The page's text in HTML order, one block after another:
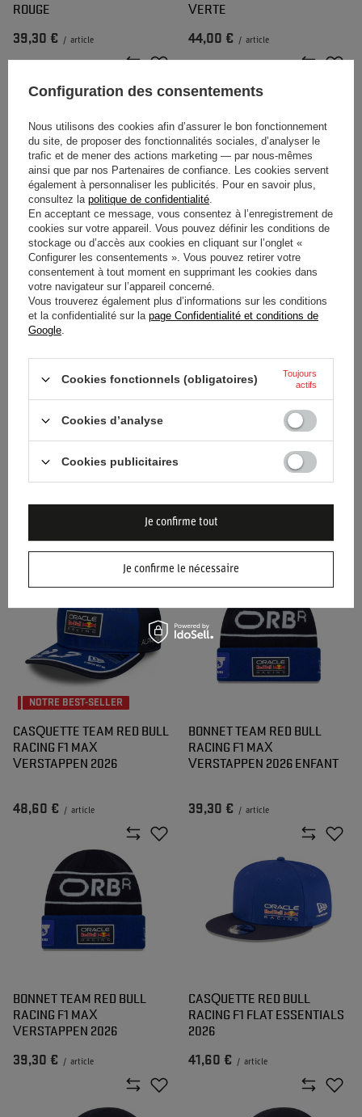
ROUGE
39,30 € / article
VERTE
44,00 € / article
BOB RED BULL RACING F1
SEASONAL 2026 ROSE
46,30 € / article
CASQUETTE RED BULL
RACING F1 FRONT PRINT 2026
44,00 €
CASQUETTE RED BULL
44,00 € / article
CASQUETTE RED BULL
39,30 € / article
NOTRE BEST-SELLER
CASQUETTE TEAM RED BULL
RACING F1 MAX
VERSTAPPEN 2026
48,60 € / article
BONNET TEAM RED BULL
RACING F1 MAX
VERSTAPPEN 2026 ENFANT
39,30 € / article
BONNET TEAM RED BULL
RACING F1 MAX
VERSTAPPEN 2026
39,30 € / article
CASQUETTE RED BULL
RACING F1 FLAT ESSENTIALS
2026
41,60 € / article
Configuration des consentements
Nous utilisons des cookies afin d’assurer le bon fonctionnement
du site, de proposer des fonctionnalités sociales, d’analyser le
trafic et de mener des actions marketing — par nous-mêmes
ainsi que par nos Partenaires de confiance. Les cookies servent
également à personnaliser les publicités. Pour en savoir plus,
consultez la politique de confidentialité.
En acceptant ce message, vous consentez à l’enregistrement de
cookies sur votre appareil. Vous pouvez définir les conditions de
stockage ou d’accès aux cookies en cliquant sur l’onglet «
Configurer les consentements ». Vous pouvez retirer votre
consentement à tout moment en supprimant les cookies dans
votre navigateur sur l’appareil concerné.
Vous trouverez également plus d’informations sur les conditions
et la confidentialité sur la page Confidentialité et conditions de
Google.
Cookies fonctionnels (obligatoires)
Toujours
actifs
Cookies d’analyse
Cookies publicitaires
Je confirme le nécessaire
Je confirme tout